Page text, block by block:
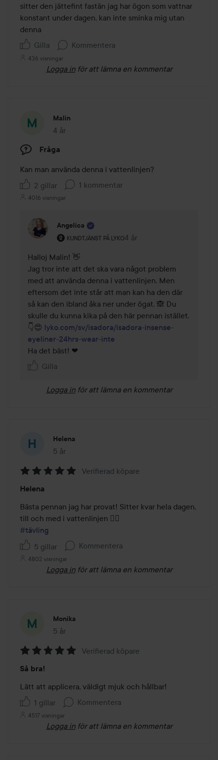
sitter den jättefint fastän jag har ögon som vattnar
konstant under dagen, kan inte sminka mig utan
denna
Gilla
Kommentera
436 visningar
Logga in för att lämna en kommentar
Malin
4 år
Inlägget skapades 4 år
Fråga
Kan man använda denna i vattenlinjen?
2 gillar
1 kommentar
4016 visningar
Angelica
KUNDTJÄNST PÅ LYKO
Användarens roll: Kundtjänst på Lyko.
4 år
Kommentaren lades 4 år
Halloj Malin! 👋
Jag tror inte att det ska vara något problem
med att använda denna i vattenlinjen. Men
eftersom det inte står att man kan ha den där
så kan den ibland åka ner under ögat. 🙈 Du
skulle du kunna kika på den här pennan istället.
👇😍 lyko.com/sv/isadora/isadora-insense-
eyeliner-24hrs-wear-inte
Ha det bäst! ❤
Gilla
Logga in för att lämna en kommentar
Helena
5 år
Inlägget skapades 5 år
5
av
5
Verifierad köpare
Helena
Bästa pennan jag har provat! Sitter kvar hela dagen,
#tävling
5 gillar
Kommentera
4802 visningar
Logga in för att lämna en kommentar
Monika
5 år
Inlägget skapades 5 år
5
av
5
Verifierad köpare
Så bra!
Lätt att applicera, väldigt mjuk och hållbar!
1 gillar
Kommentera
4517 visningar
Logga in för att lämna en kommentar